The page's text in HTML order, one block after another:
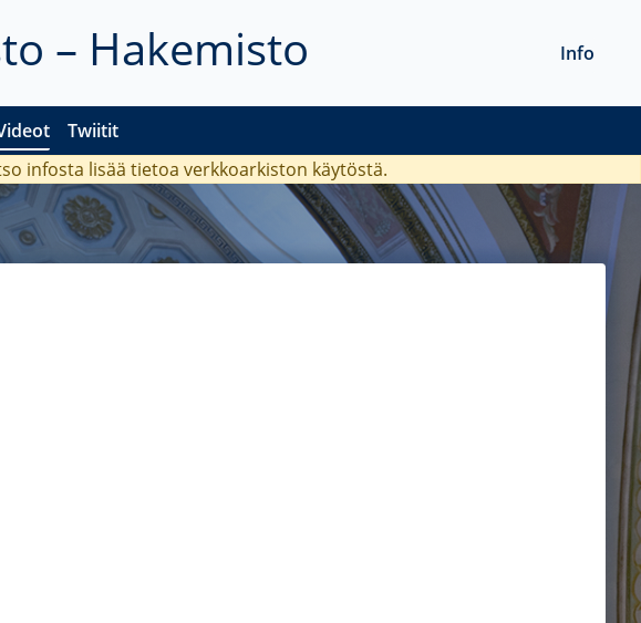
– Hakemisto
Twiitit
Info
infosta lisää tietoa verkkoarkiston käytöstä.